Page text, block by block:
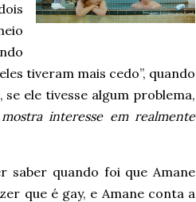
tiveram mais cedo”, quando
ele tivesse algum problema,
interesse em realmente
saber quando foi que Amane
que é gay, e Amane conta a